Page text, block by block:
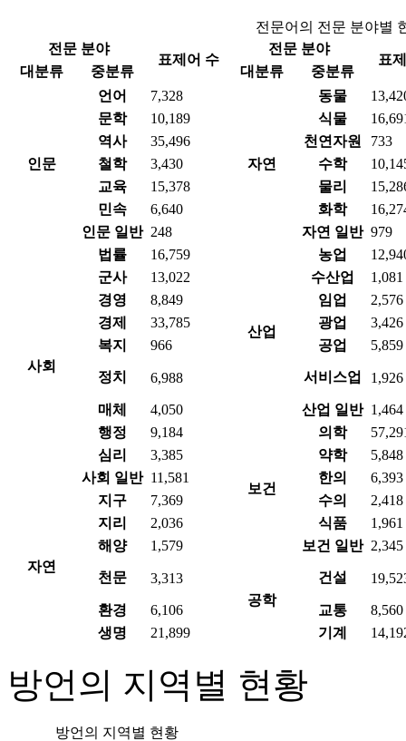
전문어의 전문 분야별
전문 분야
표제어 수
전문 분야
표
대분류 중분류 대분류 중분류
인문
언어 7,328
자연
동물
문학
10,189 식물
역사
35,496 천연자원
733
철학
3,430 수학
교육
15,378 물리
민속
6,640 화학
인문 일반 248 자연 일반 979
사회
법률 16,759
산업
농업
군사
13,022 수산업
1,081
경영
8,849 임업
2,576
경제
33,785 광업
3,426
복지
966 공업 5,859
정치 6,988 서비스업 1,926
매체 4,050 산업 일반 1,464
행정
9,184
보건
의학
심리
3,385 약학
5,848
사회 일반 11,581 한의 6,393
자연
지구 7,369 수의
2,418
지리
2,036 식품
1,961
해양
1,579 보건 일반 2,345
천문
3,313
공학
건설
환경 6,106 교통
8,560
생명
21,899 기계
방언의 지역별 현황
방언의 지역별 현황